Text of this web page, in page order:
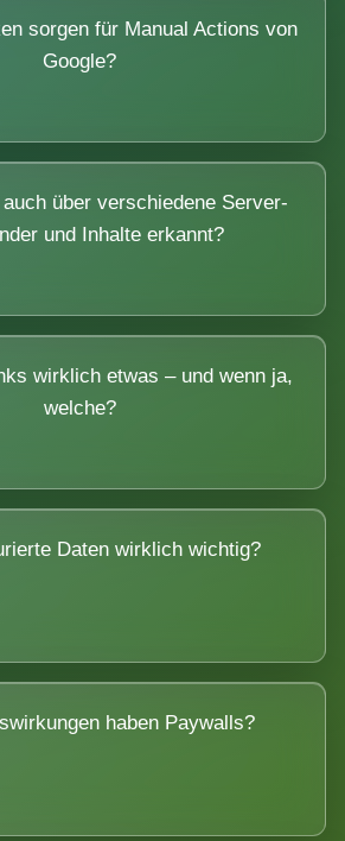
sorgen für Manual Actions von
Google?
über verschiedene Server-
und Inhalte erkannt?
wirklich etwas – und wenn ja,
welche?
Daten wirklich wichtig?
haben Paywalls?